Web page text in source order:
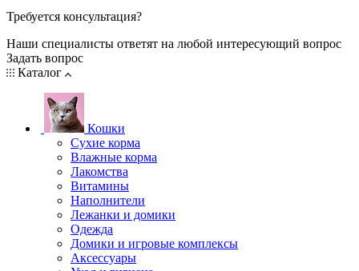
Требуется консультация?
Наши специалисты ответят на любой интересующий вопрос
Задать вопрос
Каталог
Кошки
Сухие корма
Влажные корма
Лакомства
Витамины
Наполнители
Лежанки и домики
Одежда
Домики и игровые комплексы
Аксессуары